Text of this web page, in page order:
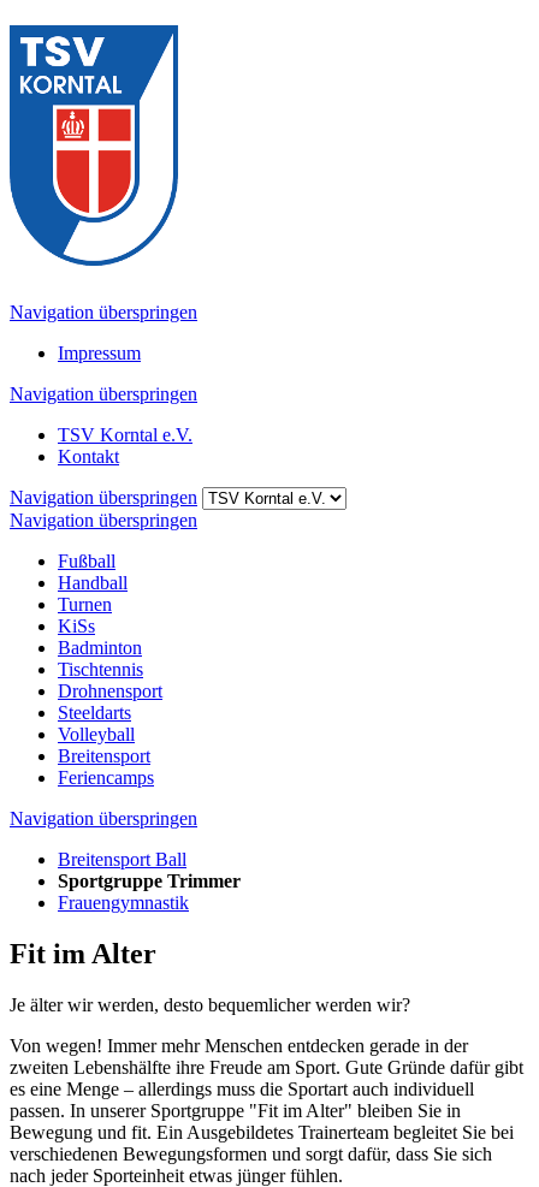
Navigation überspringen
Impressum
Navigation überspringen
TSV Korntal e.V.
Kontakt
Navigation überspringen
Navigation überspringen
Fußball
Handball
Turnen
KiSs
Badminton
Tischtennis
Drohnensport
Steeldarts
Volleyball
Breitensport
Feriencamps
Navigation überspringen
Breitensport Ball
Sportgruppe Trimmer
Frauengymnastik
Fit im Alter
Je älter wir werden, desto bequemlicher werden wir?
Von wegen! Immer mehr Menschen entdecken gerade in der
zweiten Lebenshälfte ihre Freude am Sport. Gute Gründe dafür gibt
es eine Menge – allerdings muss die Sportart auch individuell
passen. In unserer Sportgruppe "Fit im Alter" bleiben Sie in
Bewegung und fit. Ein Ausgebildetes Trainerteam begleitet Sie bei
verschiedenen Bewegungsformen und sorgt dafür, dass Sie sich
nach jeder Sporteinheit etwas jünger fühlen.